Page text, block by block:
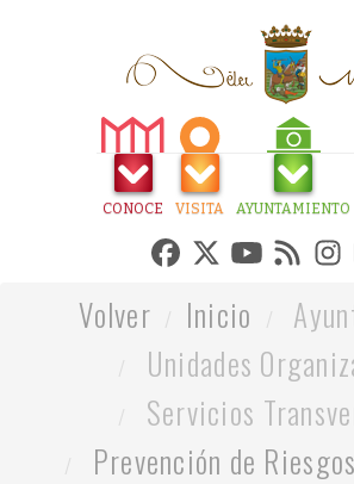
CONOCE VISITA AYUNTAMIENTO
Volver Inicio
Unidades
Servicios
Prevención de